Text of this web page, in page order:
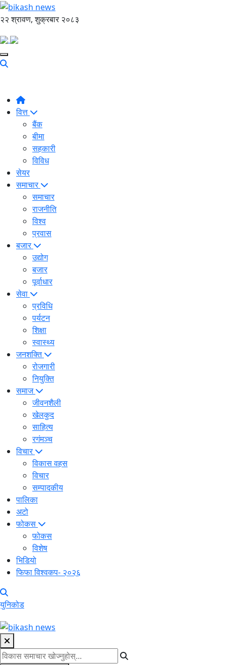
२२ श्रावण, शुक्रबार २०८३
वित्त
बैंक
बीमा
सहकारी
विविध
सेयर
समाचार
समाचार
राजनीति
विश्व
प्रवास
बजार
उद्योग
बजार
पूर्वाधार
सेवा
प्रविधि
पर्यटन
शिक्षा
स्वास्थ्य
जनशक्ति
रोजगारी
नियुक्ति
समाज
जीवनशैली
खेलकुद
साहित्य
रगंमञ्च
विचार
विकास वहस
विचार
सम्पादकीय
पालिका
अटो
फोकस
फोकस
विशेष
भिडियो
फिफा विश्वकप- २०२६
युनिकोड